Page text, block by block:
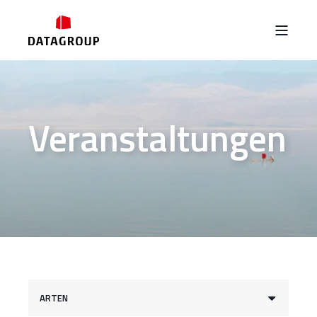
Veranstaltungen
ARTEN